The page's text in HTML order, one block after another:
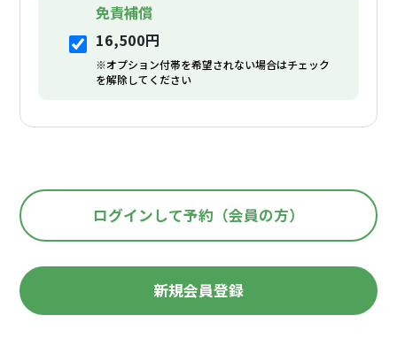
免責補償
16,500円
※オプション付帯を希望されない場合はチェック
を解除してください